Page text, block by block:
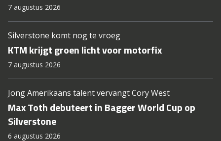
7 augustus 2026
Silverstone komt nog te vroeg
KTM krijgt groen licht voor motorfix
7 augustus 2026
Jong Amerikaans talent vervangt Cory West
Max Toth debuteert in Bagger World Cup op
Silverstone
6 augustus 2026